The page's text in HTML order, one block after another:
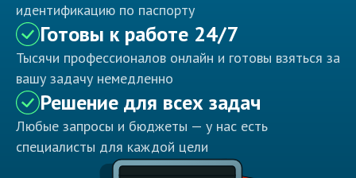
идентификацию по паспорту
Готовы к работе 24/7
Тысячи профессионалов онлайн и готовы взяться за
вашу задачу немедленно
Решение для всех задач
Любые запросы и бюджеты — у нас есть
специалисты для каждой цели